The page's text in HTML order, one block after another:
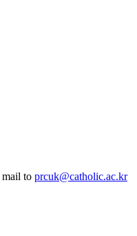
mail to prcuk@catholic.ac.kr